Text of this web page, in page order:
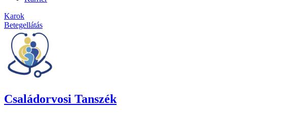
Karok
Betegellátás
Családorvosi Tanszék